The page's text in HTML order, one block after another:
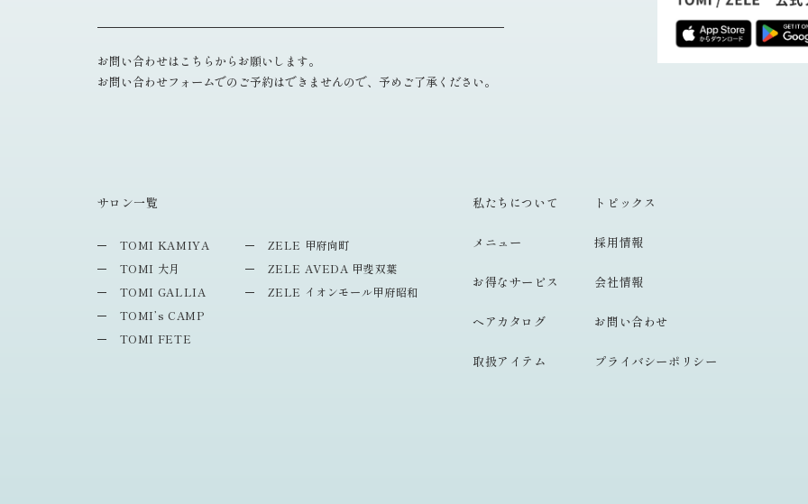
お問い合わせはこちらからお願いします。
お問い合わせフォームでのご予約はできませんので、予めご了承ください。
サロン一覧
TOMI KAMIYA
TOMI 大月
TOMI GALLIA
TOMI’s CAMP
TOMI FETE
ZELE 甲府向町
ZELE AVEDA 甲斐双葉
ZELE イオンモール甲府昭和
私たちについて
メニュー
お得なサービス
ヘアカタログ
取扱アイテム
トピックス
採用情報
会社情報
お問い合わせ
プライバシーポリシー